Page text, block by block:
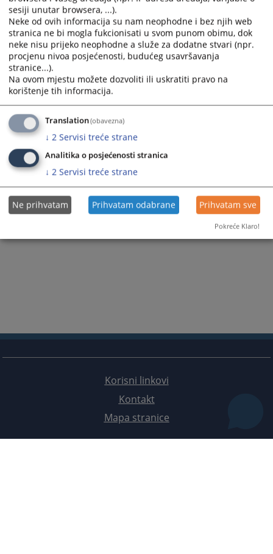
Korisni linkovi
Kontakt
Mapa stranice
sesiji unutar browsera, ...).
Neke od ovih informacija su nam neophodne i bez njih web
stranica ne bi mogla fukcionisati u svom punom obimu, dok
neke nisu prijeko neophodne a služe za dodatne stvari (npr.
procjenu nivoa posjećenosti, budućeg usavršavanja
stranice...).
Na ovom mjestu možete dozvoliti ili uskratiti pravo na
korištenje tih informacija.
Translation(obavezna)
↓ 2 Servisi treće strane
Analitika o posjećenosti stranica
↓ 2 Servisi treće strane
Ne prihvatam Prihvatam odabrane Prihvatam sve
Pokreće Klaro!